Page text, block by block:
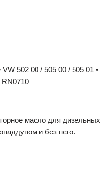
502 00 / 505 00 / 505 01 •
RN0710
масло для дизельных
и без него.